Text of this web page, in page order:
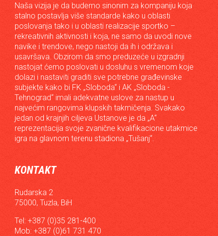
Naša vizija je da budemo sinonim za kompaniju koja
stalno postavlja više standarde kako u oblasti
poslovanja tako i u oblasti realizacije sportko –
rekreativnih aktivnosti i koja, ne samo da uvodi nove
navike i trendove, nego nastoji da ih i održava i
usavršava. Obzirom da smo preduzeće u izgradnji
nastojat ćemo poslovati u dosluhu s vremenom koje
dolazi i nastaviti graditi sve potrebne građevinske
subjekte kako bi FK „Sloboda“ i AK „Sloboda -
Tehnograd“ imali adekvatne uslove za nastup u
najvećim rangovima klupskih takmičenja. Svakako
jedan od krajnjih ciljeva Ustanove je da „A“
reprezentacija svoje zvanične kvalifikacione utakmice
igra na glavnom terenu stadiona „Tušanj“.
KONTAKT
Rudarska 2
75000, Tuzla, BiH
Tel: +387 (0)35 281-400
Mob: +387 (0)61 731 470